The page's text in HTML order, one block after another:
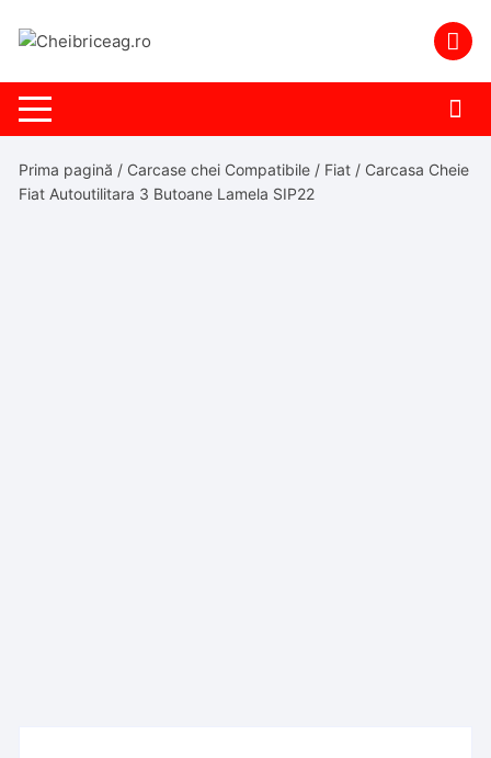
Prima pagină / Carcase chei Compatibile / Fiat / Carcasa Cheie
Fiat Autoutilitara 3 Butoane Lamela SIP22